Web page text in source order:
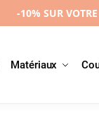
-10% SUR
Matériaux